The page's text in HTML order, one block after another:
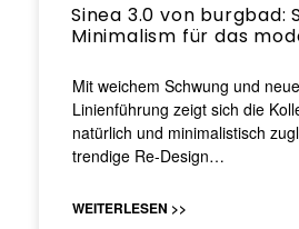
Sinea 3.0 von burgbad:
Minimalism für das
Mit weichem Schwung und
Linienführung zeigt sich die
natürlich und minimalistisch
trendige Re-Design…
WEITERLESEN >>